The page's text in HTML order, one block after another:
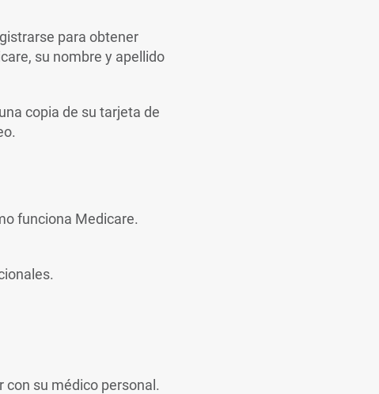
para obtener
su nombre y apellido
copia de su tarjeta de
funciona Medicare.
con su médico personal.